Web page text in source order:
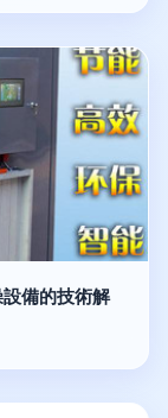
備的技術解